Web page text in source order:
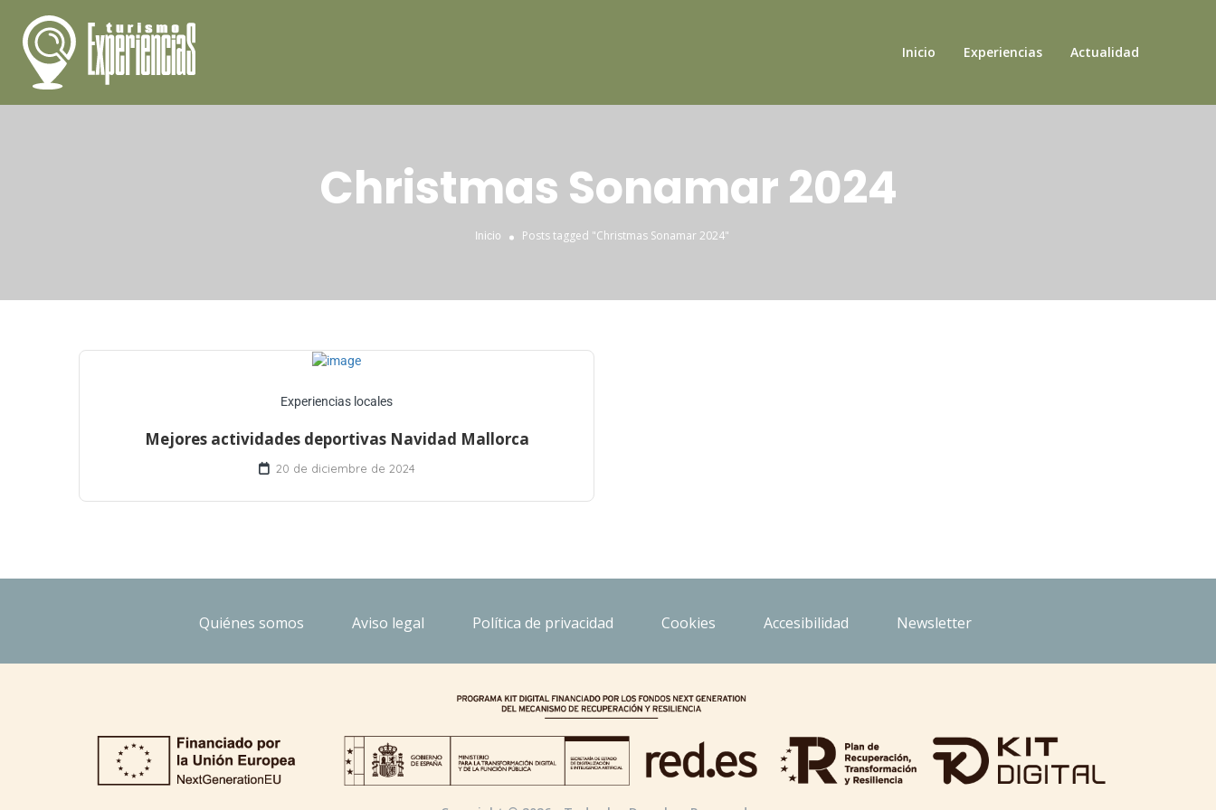
Inicio Experiencias Actualidad
Christmas Sonamar 2024
Inicio Posts tagged "Christmas Sonamar 2024"
Experiencias locales
Mejores actividades deportivas Navidad Mallorca
20 de diciembre de 2024
Quiénes somos Aviso legal Política de privacidad Cookies Accesibilidad Newsletter